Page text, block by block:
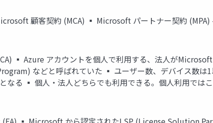
顧客契約 (MCA) ▪ Microsoft パートナー契約
▪ Azure アカウントを個人で利用する、法人が
などと呼ばれていた ▪ ユーザー数、デバイス数は
なる ▪ 個人・法人どちらでも利用できる。個人利用では